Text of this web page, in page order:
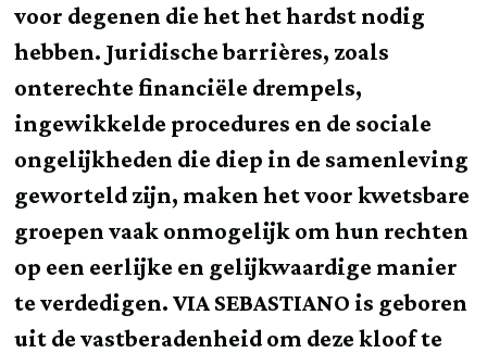
voor degenen die het het hardst nodig
hebben. Juridische barrières, zoals
onterechte financiële drempels,
ingewikkelde procedures en de sociale
ongelijkheden die diep in de samenleving
geworteld zijn, maken het voor kwetsbare
groepen vaak onmogelijk om hun rechten
op een eerlijke en gelijkwaardige manier
te verdedigen. VIA SEBASTIANO is geboren
uit de vastberadenheid om deze kloof te